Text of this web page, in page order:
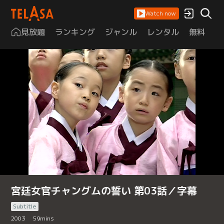
Watch now
見放題 ランキング ジャンル レンタル 無料
宮廷女官チャングムの誓い 第03話／字幕
Subtitle
2003
59mins